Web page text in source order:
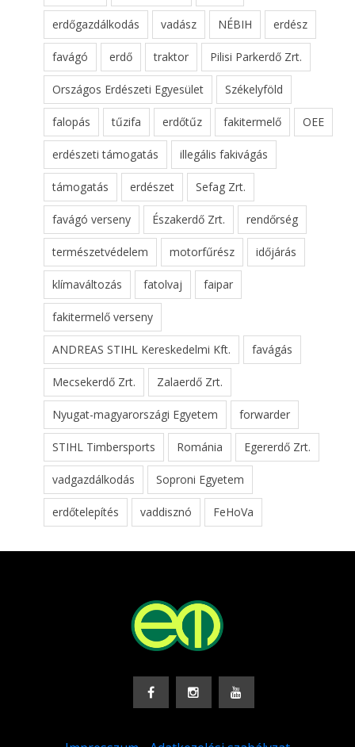
erdőgazdálkodás vadász NÉBIH erdész
favágó erdő traktor Pilisi Parkerdő Zrt.
Országos Erdészeti Egyesület Székelyföld
falopás tűzifa erdőtűz fakitermelő OEE
erdészeti támogatás illegális fakivágás
támogatás erdészet Sefag Zrt.
favágó verseny Északerdő Zrt. rendőrség
természetvédelem motorfűrész időjárás
klímaváltozás fatolvaj faipar
fakitermelő verseny
ANDREAS STIHL Kereskedelmi Kft. favágás
Mecsekerdő Zrt. Zalaerdő Zrt.
Nyugat-magyarországi Egyetem forwarder
STIHL Timbersports Románia Egererdő Zrt.
vadgazdálkodás Soproni Egyetem
erdőtelepítés vaddisznó FeHoVa